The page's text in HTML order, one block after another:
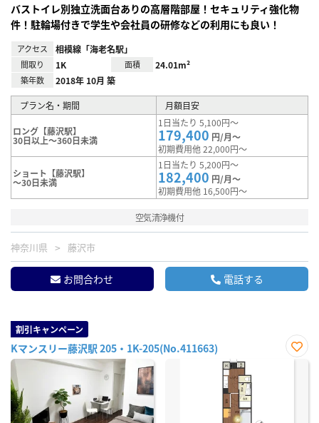
バストイレ別独立洗面台ありの高層階部屋！セキュリティ強化物
件！駐輪場付きで学生や会社員の研修などの利用にも良い！
アクセス 相模線「海老名駅」
間取り 1K 面積 24.01m²
築年数 2018年 10月 築
プラン名・期間 月額目安
ロング【藤沢駅】
30日以上～360日未満
1日当たり 5,100円～
179,400 円/月～
初期費用他 22,000円～
ショート【藤沢駅】
～30日未満
1日当たり 5,200円～
182,400 円/月～
初期費用他 16,500円～
空気清浄機付
神奈川県 藤沢市
お問合わせ 電話する
割引キャンペーン
Kマンスリー藤沢駅 205・1K-205(No.411663)
お気